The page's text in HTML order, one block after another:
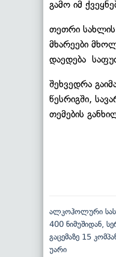
გამო იმ
თეთრი სახლის
მხარეები
დაედება
შეხვედრა
წესრიგში,
თემების
ალკოჰოლური
400 ნიმუშიდან,
გაცემაზე 15
უარი